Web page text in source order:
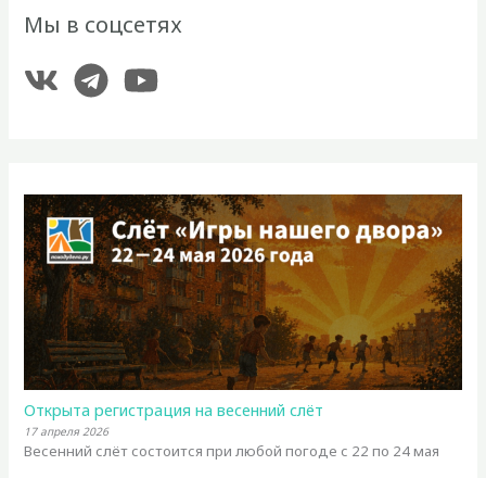
Мы в соцсетях
Открыта регистрация на весенний слёт
17 апреля 2026
Весенний слёт состоится при любой погоде с 22 по 24 мая